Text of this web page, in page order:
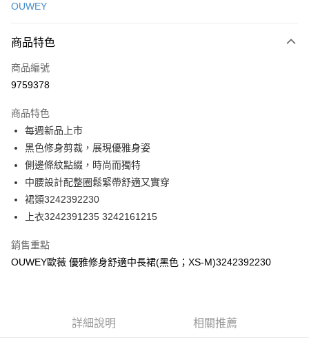
3 期 0 利率 每期
合作金庫商業銀行
上海商業儲蓄銀行
臺灣中小企業銀行
匯豐（台灣）商業銀行
聯邦商業銀行
元大商業銀行
玉山商業銀行
星展（台灣）商業銀行
台灣樂天信用卡公司
超商取貨付款
LINE Pay
Apple Pay
街口支付
悠遊付
全盈+PAY
大哥付你分期
【大哥付你分期使用說明】
1.本服務由台灣大哥大提供，台灣大哥大用戶可立即使用無須另外申請。
4.訂單成立30分鐘內，如未前往確認交易或遇審核未通過，訂單將自動取
AFTEE先享後付
１．簡單：不需註冊會員、不需綁卡、不需儲值。
OUWEY
商品特色
商品編號
9759378
商品特色
每週新品上市
黑色修身剪裁，展現優雅身姿
側邊條紋點綴，時尚而獨特
中腰設計配整圈鬆緊帶舒適又實穿
裙類3242392230
上衣3242391235 3242161215
銷售重點
OUWEY歐薇 優雅修身舒適中長裙(黑色；XS-M)3242392230
詳細說明 相關推薦